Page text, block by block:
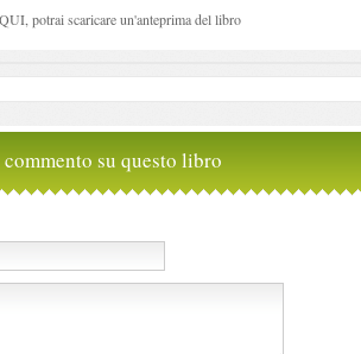
potrai scaricare un'anteprima del libro
su questo libro